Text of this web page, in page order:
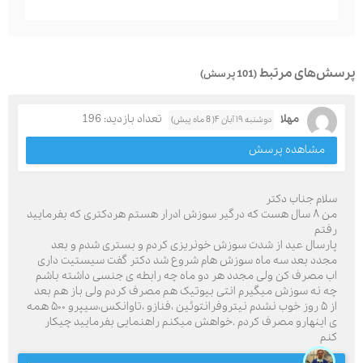
پرسش‌های مرتبط(101 پرسش)
مهلا دوشنبه ۱۹ آبان ۴( 8 ماه پیش)
تعداد بازدید: 196
مشاهده پرسش
سلام جناب دکتر
من ۸ سال هست که درگیر سوزش ادرار هستم هردکتری که بفرمایید
رفتم
پارسال عید از شدت سوزش خونریزی کردم و بستری شدم و بعد
مجدد بعد سه ماه سوزش هام شروع شد دکتر گفت سیستیت داری
اب مصرف کن ولی مجدد هر دو ماه چه رابطه ی جنسی داشته باشم
چه نه سوزش میگیرم انتی بیوتیک هم مصرف کردم ولی باز هم بعد
از ۵ روز خوب نشدم نیتروفرانتوئین ،فنازو ،تاوانکس،سیپرو ۵۰۰ همه
ی اینهارو مصرف کردم .خواهش میکنم راهنمایی بفرمایید چیکار
کنم